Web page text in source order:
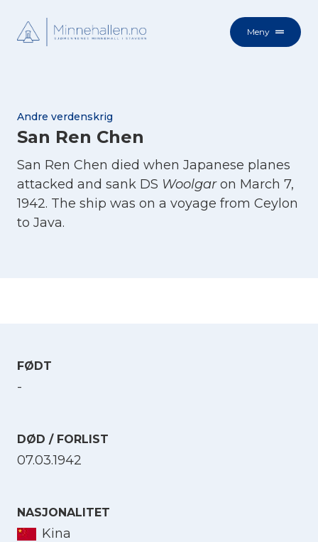
Meny
Andre verdenskrig
San Ren Chen
San Ren Chen died when Japanese planes
attacked and sank DS Woolgaron March 7,
1942. The ship was on a voyage from Ceylon
to Java.
FØDT
-
DØD / FORLIST
07.03.1942
NASJONALITET
Kina